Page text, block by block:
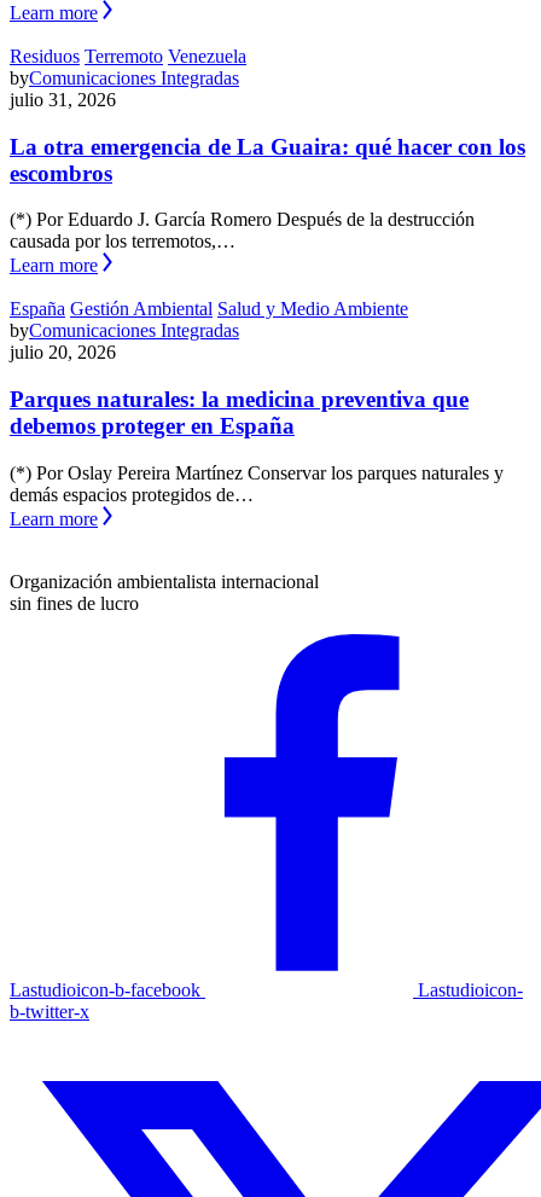
Learn more
Residuos Terremoto Venezuela
byComunicaciones Integradas
julio 31, 2026
La otra emergencia de La Guaira: qué hacer con los
escombros
(*) Por Eduardo J. García Romero Después de la destrucción
causada por los terremotos,…
Learn more
España Gestión Ambiental Salud y Medio Ambiente
byComunicaciones Integradas
julio 20, 2026
Parques naturales: la medicina preventiva que
debemos proteger en España
(*) Por Oslay Pereira Martínez Conservar los parques naturales y
demás espacios protegidos de…
Learn more
Organización ambientalista internacional
sin fines de lucro
Lastudioicon-b-facebook
Lastudioicon-
b-twitter-x